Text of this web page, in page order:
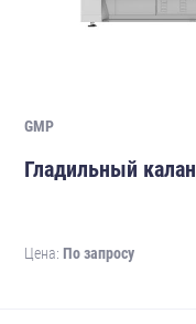
GMP
Гладильный
Цена: По запросу